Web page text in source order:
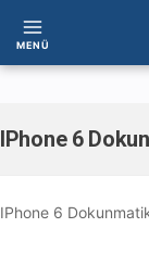
MENÜ
IPhone 6
IPhone 6